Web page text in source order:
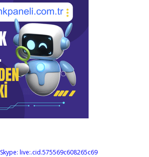
Skype: live:.cid.575569c608265c69